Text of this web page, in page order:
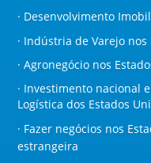
· Desenvolvimento
· Indústria de Varejo nos
· Agronegócio nos
· Investimento nacional
Logística dos Estados
· Fazer negócios nos
estrangeira